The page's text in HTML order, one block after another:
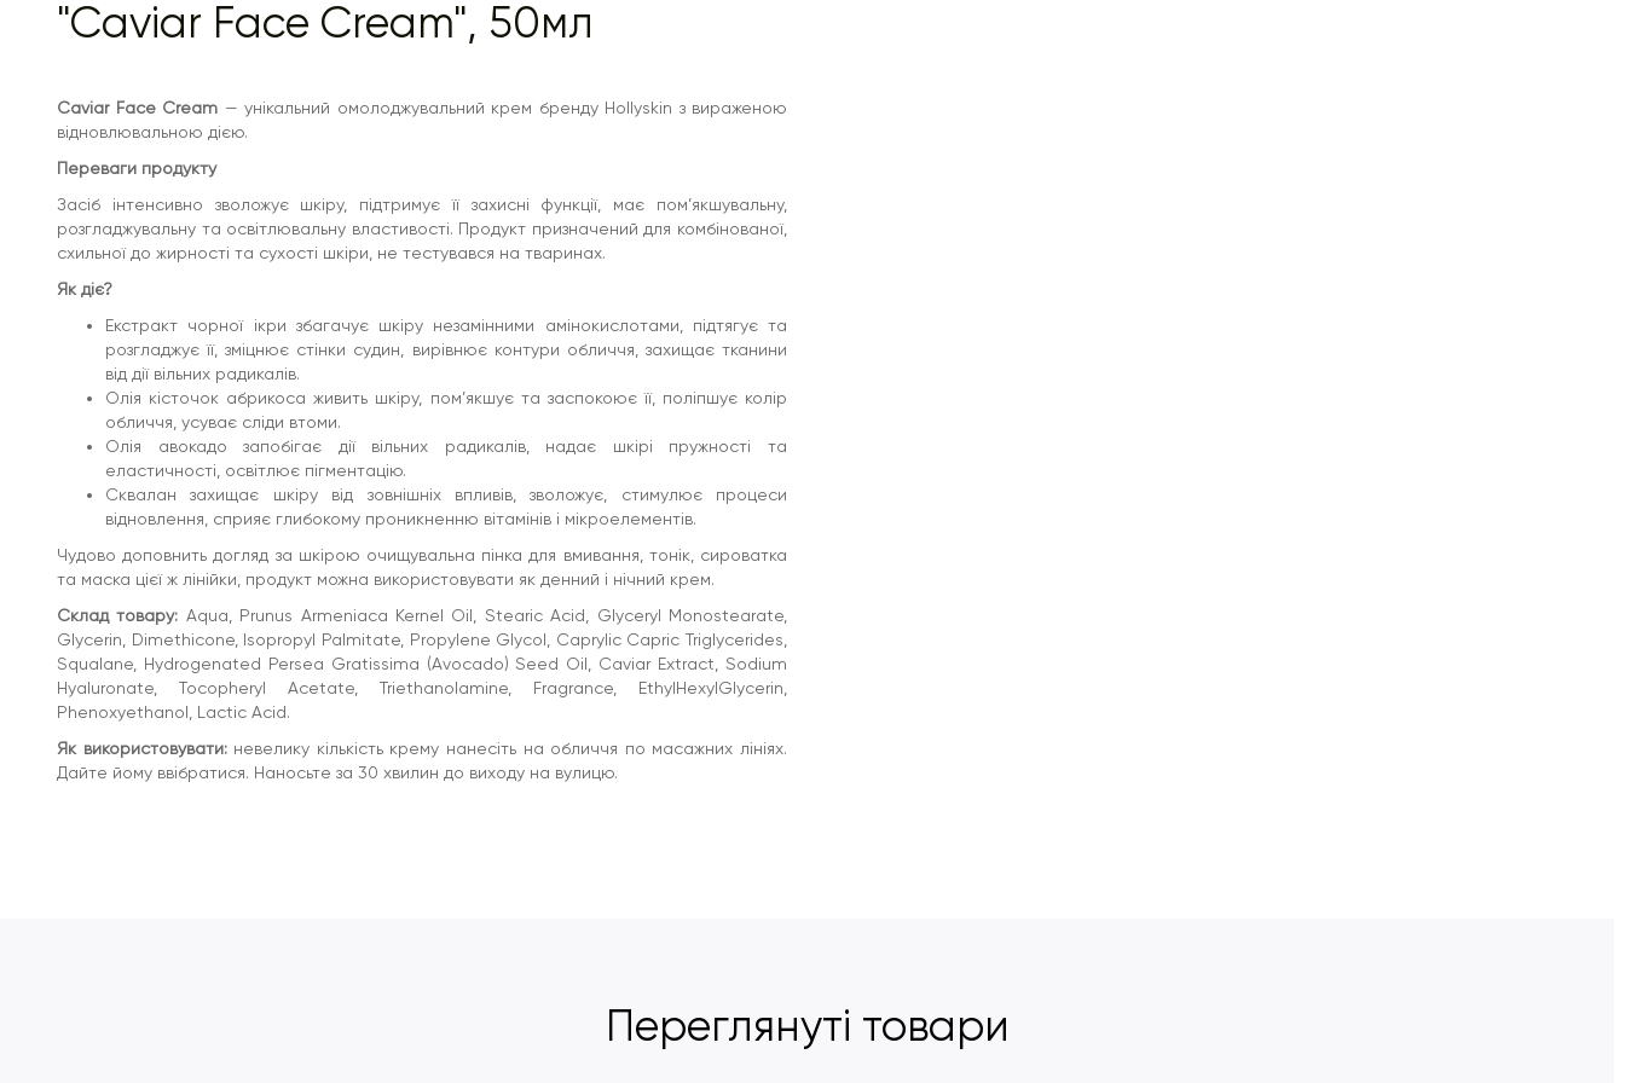
"Caviar Face Cream", 50мл
Caviar Face Cream — унікальний омолоджувальний крем бренду Hollyskin з вираженою
відновлювальною дією.
Переваги продукту
Засіб інтенсивно зволожує шкіру, підтримує її захисні функції, має пом’якшувальну,
розгладжувальну та освітлювальну властивості. Продукт призначений для комбінованої,
схильної до жирності та сухості шкіри, не тестувався на тваринах.
Як діє?
Екстракт чорної ікри збагачує шкіру незамінними амінокислотами, підтягує та
розгладжує її, зміцнює стінки судин, вирівнює контури обличчя, захищає тканини
від дії вільних радикалів.
Олія кісточок абрикоса живить шкіру, пом’якшує та заспокоює її, поліпшує колір
обличчя, усуває сліди втоми.
Олія авокадо запобігає дії вільних радикалів, надає шкірі пружності та
еластичності, освітлює пігментацію.
Сквалан захищає шкіру від зовнішніх впливів, зволожує, стимулює процеси
відновлення, сприяє глибокому проникненню вітамінів і мікроелементів.
Чудово доповнить догляд за шкірою очищувальна пінка для вмивання, тонік, сироватка
та маска цієї ж лінійки, продукт можна використовувати як денний і нічний крем.
Склад товару: Aqua, Prunus Armeniaca Kernel Oil, Stearic Acid, Glyceryl Monostearate,
Glycerin, Dimethicone, Isopropyl Palmitate, Propylene Glycol, Caprylic Capric Triglycerides,
Squalane, Hydrogenated Persea Gratissima (Avocado) Seed Oil, Caviar Extract, Sodium
Hyaluronate, Tocopheryl Acetate, Triethanolamine, Fragrance, EthylHexylGlycerin,
Phenoxyethanol, Lactic Acid.
Як використовувати:невелику кількість крему нанесіть на обличчя по масажних лініях.
Дайте йому ввібратися. Наносьте за 30 хвилин до виходу на вулицю.
Переглянуті товари